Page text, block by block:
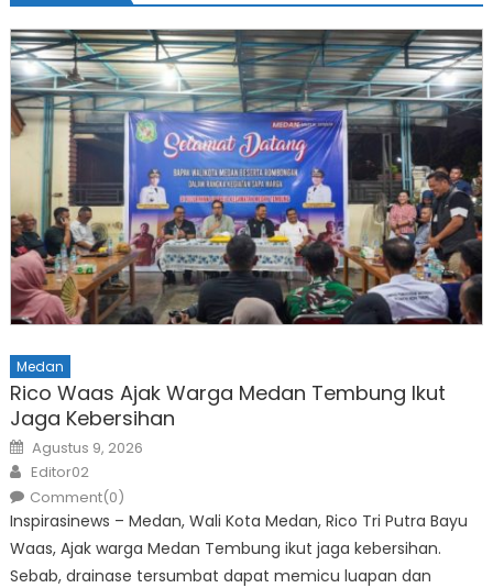
Medan
Rico Waas Ajak Warga Medan Tembung Ikut
Jaga Kebersihan
Posted
on
Agustus 9, 2026
Author
Editor02
Comment(0)
Inspirasinews – Medan, Wali Kota Medan, Rico Tri Putra Bayu
Waas, Ajak warga Medan Tembung ikut jaga kebersihan.
Sebab, drainase tersumbat dapat memicu luapan dan